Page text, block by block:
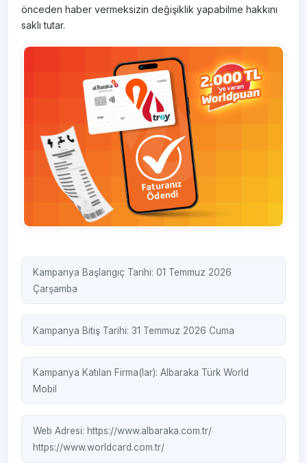
önceden haber vermeksizin değişiklik yapabilme hakkını
saklı tutar.
Kampanya Başlangıç Tarihi: 01 Temmuz 2026
Çarşamba
Kampanya Bitiş Tarihi: 31 Temmuz 2026 Cuma
Kampanya Katılan Firma(lar):Albaraka TürkWorld
Mobil
Web Adresi: https://www.albaraka.com.tr/
https://www.worldcard.com.tr/